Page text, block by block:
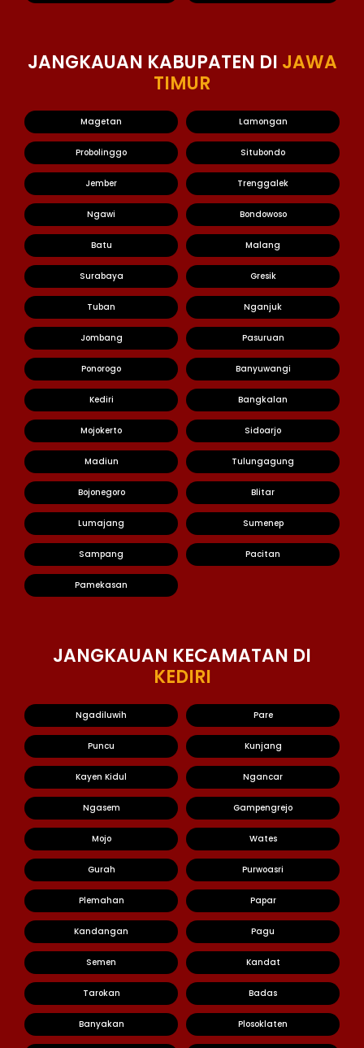
JANGKAUAN KABUPATEN DI JAWA
TIMUR
Magetan Lamongan
Probolinggo Situbondo
Jember Trenggalek
Ngawi Bondowoso
Batu Malang
Surabaya Gresik
Tuban Nganjuk
Jombang Pasuruan
Ponorogo Banyuwangi
Kediri Bangkalan
Mojokerto Sidoarjo
Madiun Tulungagung
Bojonegoro Blitar
Lumajang Sumenep
Sampang Pacitan
Pamekasan
JANGKAUAN KECAMATAN DI
KEDIRI
Ngadiluwih Pare
Puncu Kunjang
Kayen Kidul Ngancar
Ngasem Gampengrejo
Mojo Wates
Gurah Purwoasri
Plemahan Papar
Kandangan Pagu
Semen Kandat
Tarokan Badas
Banyakan Plosoklaten